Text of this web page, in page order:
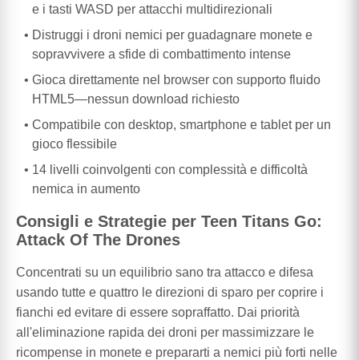
e i tasti WASD per attacchi multidirezionali
Distruggi i droni nemici per guadagnare monete e
sopravvivere a sfide di combattimento intense
Gioca direttamente nel browser con supporto fluido
HTML5—nessun download richiesto
Compatibile con desktop, smartphone e tablet per un
gioco flessibile
14 livelli coinvolgenti con complessità e difficoltà
nemica in aumento
Consigli e Strategie per Teen Titans Go:
Attack Of The Drones
Concentrati su un equilibrio sano tra attacco e difesa
usando tutte e quattro le direzioni di sparo per coprire i
fianchi ed evitare di essere sopraffatto. Dai priorità
all'eliminazione rapida dei droni per massimizzare le
ricompense in monete e prepararti a nemici più forti nelle